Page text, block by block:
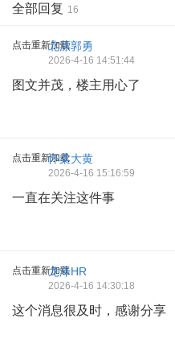
全部回复 16
点击重新加载北漂郭勇
2026-4-16 14:51:44
图文并茂，楼主用心了
点击重新加载怀柔大黄
2026-4-16 15:16:59
一直在关注这件事
点击重新加载
龙泽HR
2026-4-16 14:30:18
这个消息很及时，感谢分享